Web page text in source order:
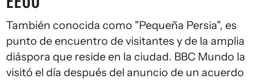
También conocida como "Pequeña Persia", es
punto de encuentro de visitantes y de la amplia
diáspora que reside en la ciudad. BBC Mundo la
visitó el día después del anuncio de un acuerdo